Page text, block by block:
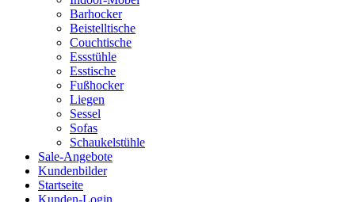
Barhocker
Beistelltische
Couchtische
Essstühle
Esstische
Fußhocker
Liegen
Sessel
Sofas
Schaukelstühle
Sale-Angebote
Kundenbilder
Startseite
Kunden-Login